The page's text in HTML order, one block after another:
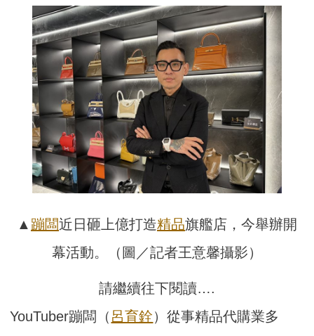
▲ 蹦闆近日砸上億打造精品旗艦店，今舉辦開
幕活動。（圖／記者王意馨攝影）
請繼續往下閱讀….
YouTuber蹦闆（ 呂育銓）從事精品代購業多